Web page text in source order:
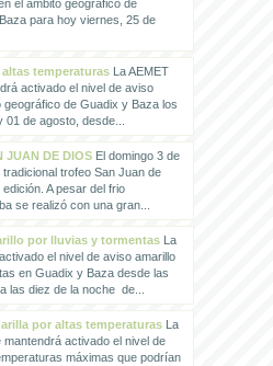
el ámbito geográfico de
para hoy viernes, 25 de
temperaturasLa AEMET
activado el nivel de aviso
geográfico de Guadix y Baza los
de agosto, desde...
JUAN DE DIOSEl domingo 3 de
trofeo San Juan de
A pesar del frio
se realizó con una gran...
por lluvias y tormentasLa
el nivel de aviso amarillo
en Guadix y Baza desde las
las diez de la noche de...
por altas temperaturasLa
mantendrá activado el nivel de
máximas que podrían